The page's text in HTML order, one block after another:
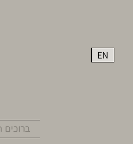
EN
ברוכים